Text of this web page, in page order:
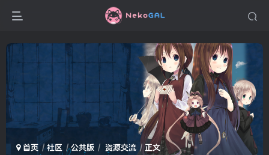
首页 社区 公共版 资源交流 正文